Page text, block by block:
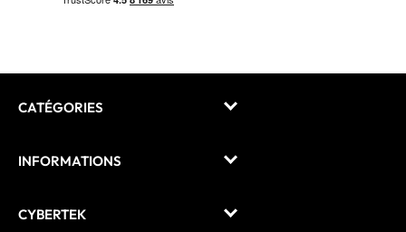
CATÉGORIES
INFORMATIONS
CYBERTEK